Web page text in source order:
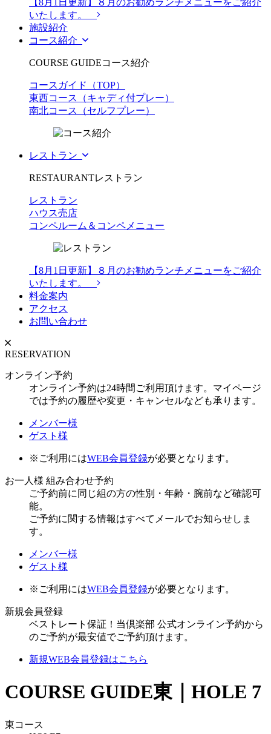
【8月1日更新】８月のお勧めランチメニューをご紹介
いたします。
施設紹介
コース紹介
COURSE GUIDEコース紹介
コースガイド（TOP）
東西コース（キャディ付プレー）
南北コース（セルフプレー）
レストラン
RESTAURANTレストラン
レストラン
ハウス売店
コンペルーム＆コンペメニュー
【8月1日更新】８月のお勧めランチメニューをご紹介
いたします。
料金案内
アクセス
お問い合わせ
RESERVATION
オンライン予約
オンライン予約は24時間ご利用頂けます。マイページ
では予約の履歴や変更・キャンセルなども承ります。
メンバー様
ゲスト様
※ご利用にはWEB会員登録が必要となります。
お一人様 組み合わせ予約
ご予約前に同じ組の方の性別・年齢・腕前など確認可
能。
ご予約に関する情報はすべてメールでお知らせしま
す。
メンバー様
ゲスト様
※ご利用にはWEB会員登録が必要となります。
新規会員登録
ベストレート保証！当倶楽部 公式オンライン予約から
のご予約が最安値でご予約頂けます。
新規WEB会員登録はこちら
COURSE GUIDE東｜HOLE 7
東コース